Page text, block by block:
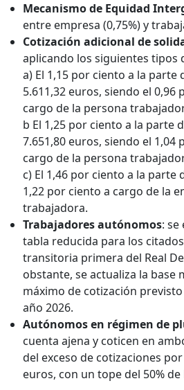
Mecanismo de Equidad
entre empresa (0,75%) y
Cotización adicional de
aplicando los siguientes tipos
a) El 1,15 por ciento a la
5.611,32 euros, siendo el
cargo de la persona
b El 1,25 por ciento a la parte
7.651,80 euros, siendo el
cargo de la persona
c) El 1,46 por ciento a la
1,22 por ciento a cargo de la
trabajadora.
Trabajadores autónomos: se
tabla reducida para los
transitoria primera del Real
obstante, se actualiza la base
máximo de cotización
año 2026.
Autónomos en régimen de
cuenta ajena y coticen en
del exceso de cotizaciones
euros, con un tope del 50%